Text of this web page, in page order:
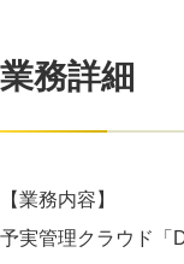
業務詳細
【業務内容】
予実管理クラウド「